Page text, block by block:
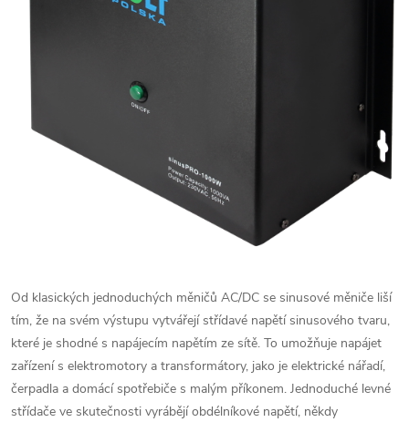
Od klasických jednoduchých měničů AC/DC se sinusové měniče liší
tím, že na svém výstupu vytvářejí střídavé napětí sinusového tvaru,
které je shodné s napájecím napětím ze sítě. To umožňuje napájet
zařízení s elektromotory a transformátory, jako je elektrické nářadí,
čerpadla a domácí spotřebiče s malým příkonem. Jednoduché levné
střídače ve skutečnosti vyrábějí obdélníkové napětí, někdy